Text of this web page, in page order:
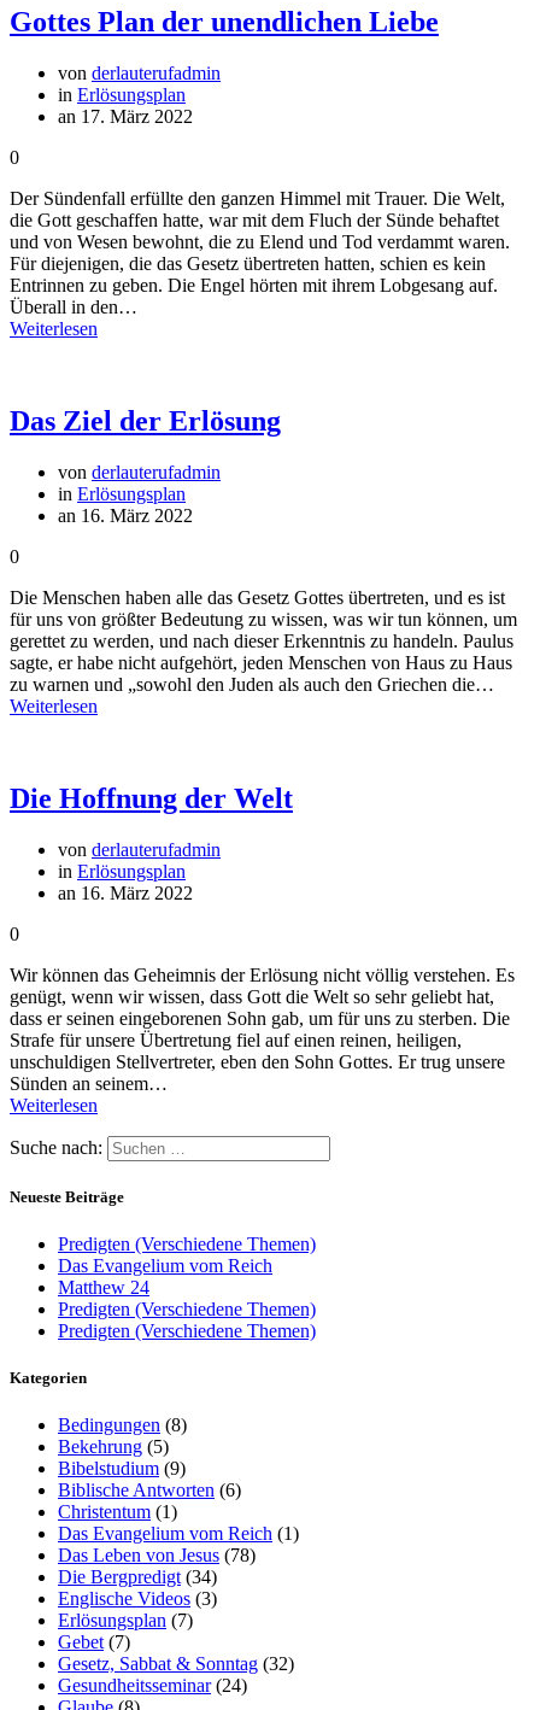
Gottes Plan der unendlichen Liebe
von derlauterufadmin
in Erlösungsplan
an 17. März 2022
0
Der Sündenfall erfüllte den ganzen Himmel mit Trauer. Die Welt,
die Gott geschaffen hatte, war mit dem Fluch der Sünde behaftet
und von Wesen bewohnt, die zu Elend und Tod verdammt waren.
Für diejenigen, die das Gesetz übertreten hatten, schien es kein
Entrinnen zu geben. Die Engel hörten mit ihrem Lobgesang auf.
Überall in den…
Weiterlesen
Das Ziel der Erlösung
von derlauterufadmin
in Erlösungsplan
an 16. März 2022
0
Die Menschen haben alle das Gesetz Gottes übertreten, und es ist
für uns von größter Bedeutung zu wissen, was wir tun können, um
gerettet zu werden, und nach dieser Erkenntnis zu handeln. Paulus
sagte, er habe nicht aufgehört, jeden Menschen von Haus zu Haus
zu warnen und „sowohl den Juden als auch den Griechen die…
Weiterlesen
Die Hoffnung der Welt
von derlauterufadmin
in Erlösungsplan
an 16. März 2022
0
Wir können das Geheimnis der Erlösung nicht völlig verstehen. Es
genügt, wenn wir wissen, dass Gott die Welt so sehr geliebt hat,
dass er seinen eingeborenen Sohn gab, um für uns zu sterben. Die
Strafe für unsere Übertretung fiel auf einen reinen, heiligen,
unschuldigen Stellvertreter, eben den Sohn Gottes. Er trug unsere
Sünden an seinem…
Weiterlesen
Suche nach:
Neueste Beiträge
Predigten (Verschiedene Themen)
Das Evangelium vom Reich
Matthew 24
Predigten (Verschiedene Themen)
Predigten (Verschiedene Themen)
Kategorien
Bedingungen (8)
Bekehrung (5)
Bibelstudium (9)
Biblische Antworten (6)
Christentum (1)
Das Evangelium vom Reich (1)
Das Leben von Jesus (78)
Die Bergpredigt (34)
Englische Videos (3)
Erlösungsplan (7)
Gebet (7)
Gesetz, Sabbat & Sonntag (32)
Gesundheitsseminar(24)